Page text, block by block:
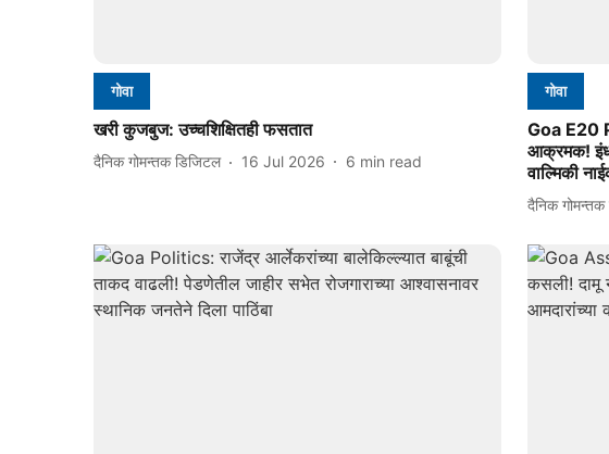
गोवा
खरी कुजबुज: उच्चशिक्षितही फसतात
दैनिक गोमन्तक डिजिटल 16 Jul 2026 6 min read
गोवा
Goa E20
आक्रमक! इंधन
वाल्मिकी
दैनिक